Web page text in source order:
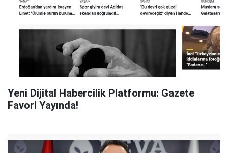
Yeni Dijital Habercilik Platformu: Gazete
Favori Yayında!